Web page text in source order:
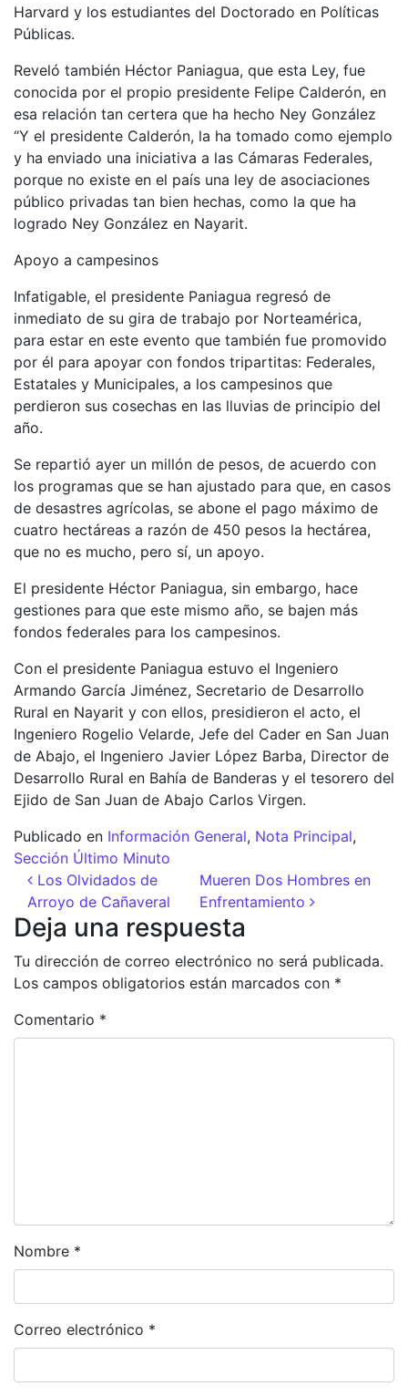
Harvard y los estudiantes del Doctorado en Políticas
Públicas.
Reveló también Héctor Paniagua, que esta Ley, fue
conocida por el propio presidente Felipe Calderón, en
esa relación tan certera que ha hecho Ney González
“Y el presidente Calderón, la ha tomado como ejemplo
y ha enviado una iniciativa a las Cámaras Federales,
porque no existe en el país una ley de asociaciones
público privadas tan bien hechas, como la que ha
logrado Ney González en Nayarit.
Apoyo a campesinos
Infatigable, el presidente Paniagua regresó de
inmediato de su gira de trabajo por Norteamérica,
para estar en este evento que también fue promovido
por él para apoyar con fondos tripartitas: Federales,
Estatales y Municipales, a los campesinos que
perdieron sus cosechas en las lluvias de principio del
año.
Se repartió ayer un millón de pesos, de acuerdo con
los programas que se han ajustado para que, en casos
de desastres agrícolas, se abone el pago máximo de
cuatro hectáreas a razón de 450 pesos la hectárea,
que no es mucho, pero sí, un apoyo.
El presidente Héctor Paniagua, sin embargo, hace
gestiones para que este mismo año, se bajen más
fondos federales para los campesinos.
Con el presidente Paniagua estuvo el Ingeniero
Armando García Jiménez, Secretario de Desarrollo
Rural en Nayarit y con ellos, presidieron el acto, el
Ingeniero Rogelio Velarde, Jefe del Cader en San Juan
de Abajo, el Ingeniero Javier López Barba, Director de
Desarrollo Rural en Bahía de Banderas y el tesorero del
Ejido de San Juan de Abajo Carlos Virgen.
Publicado en Información General, Nota Principal,
Sección Último Minuto
Navegación de entradas
Los Olvidados de
Arroyo de Cañaveral
Mueren Dos Hombres en
Enfrentamiento
Deja una respuesta
Tu dirección de correo electrónico no será publicada.
Los campos obligatorios están marcados con *
Comentario *
Nombre *
Correo electrónico *